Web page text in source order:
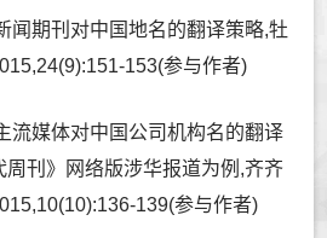
闻期刊对中国地名的翻译策略,牡
153(参与作者)
流媒体对中国公司机构名的翻译
周刊》网络版涉华报道为例,齐齐
139(参与作者)